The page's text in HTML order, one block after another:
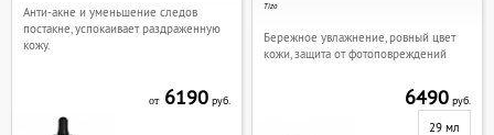
Анти-акне и уменьшение следов
постакне, успокаивает раздраженную
кожу.
от6190руб.
Tizo
Бережное увлажнение, ровный цвет
кожи, защита от фотоповреждений
6490руб.
29 мл